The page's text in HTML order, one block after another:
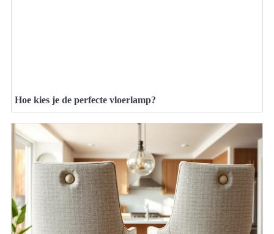
Hoe kies je de perfecte vloerlamp?